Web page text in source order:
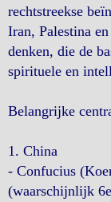
rechtstreekse
Iran, Palestina
denken, die de
spirituele en
Belangrijke
1. China
- Confucius
(waarschijnlijk